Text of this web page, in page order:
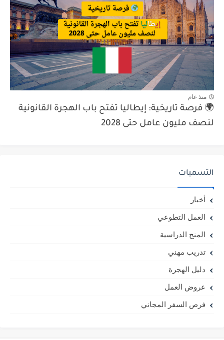
منذ عام
🌍 فرصة تاريخية: إيطاليا تفتح باب الهجرة القانونية
لنصف مليون عامل حتى 2028
التسميات
أخبار
العمل التطوعي
المنح الدراسية
تدريب مهني
دليل الهجرة
عروض العمل
فرص السفر المجاني